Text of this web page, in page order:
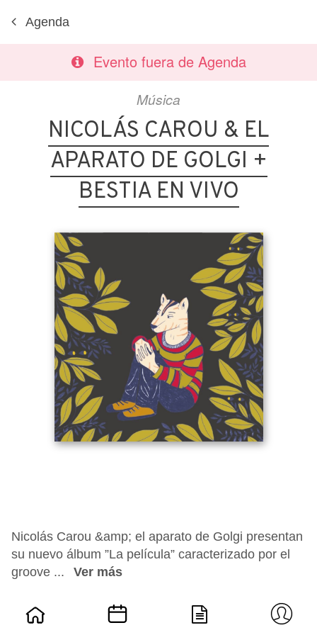
Agenda
Evento fuera de Agenda
Música
NICOLÁS CAROU & EL
APARATO DE GOLGI +
BESTIA EN VIVO
Nicolás Carou &amp; el aparato de Golgi presentan
su nuevo álbum ”La película” caracterizado por el
groove ...
Ver más